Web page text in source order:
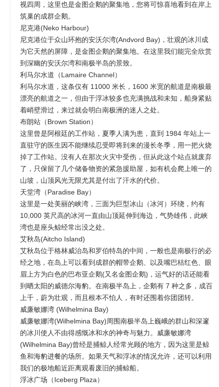
视四周，这里也是金图企鹅的聚集地，您将可惊喜地看到在岸上
筑巢的成群企鹅。
尼克港(Neko Harbour)
尼克港位于众山环抱的安沃尔湾(Andvord Bay)，壮观的冰川成
为它天然的屏障，是金图企鹅的聚集地。在这里我们能完全欣赏
到深幽的安沃尔湾和南极半岛的景致。
利马尔水道（Lamaire Channel）
利马尔水道，这条仅有 11000 米长，1600 米宽的航道是南极最
漂亮的航道之一，但由于浮冰较多也充满挑战和未知，船身紧贴
着峭壁滑过，来过就会明白南极洲的迷人之处。
布朗站（Brown Station）
这里曾是阿根廷的工作站，夏季人满为患，直到 1984 年站上一
直驻守的医生因不能继续忍受即将到来的漫长冬季，用一把火烧
掉了工作站。没有人在那次火灾中受伤，但从此这个站点就废弃
了，只保留了几个储备物资的紧急援助屋，如有机会爬上唯一的
山坡，山顶风光无限尤其是付出了汗水的代价。
天堂湾（Paradise Bay）
这里是一处美丽的峡湾，三面为巨型冰山（冰河）环绕，约有
10,000 英尺高的冰河一直由山顶延伸到海边，气势雄伟，此峡
湾也是座头鲸经常出没之处。
艾秋岛(Aitcho Island)
艾秋岛位于格林威治岛和罗伯特岛的中间，一般也是南极行的必
经之地，在岛上可以看到成群的帽带企鹅、以及嘴巴桔红色、眼
眉上方为白色的巴布亚企鹅(又名金图企鹅)，运气好的话还能看
到晒太阳的威德尔海豹。在南极半岛上，企鹅有 7 种之多，成百
上千，蔚为壮观，而且根本不怕人，有时还围着你团团转。
威廉敏娜湾 (Wilhelmina Bay)
威廉敏娜湾(Wilhelmina Bay)周围南极半岛上巍峨的群山和深邃
的冰川使人不由得感慨冰和水的神奇与魅力。威廉敏娜湾
(Wilhelmina Bay)曾经是捕鲸人经常光顾的地方，因为这里是鲸
鱼和海豹进餐的场所。如果天气和浮冰的情况允许，还可以利用
我们的极地船近距离观看废旧的捕鲸船。
浮冰广场（Iceberg Plaza）